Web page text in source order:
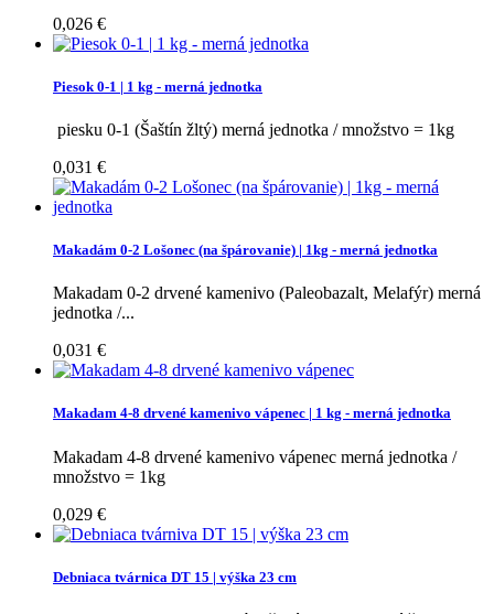
0,026 €
Piesok 0-1 | 1 kg - merná jednotka
piesku 0-1 (Šaštín žltý) merná jednotka / množstvo = 1kg
0,031 €
Makadám 0-2 Lošonec (na špárovanie) | 1kg - merná jednotka
Makadam 0-2 drvené kamenivo (Paleobazalt, Melafýr) merná
jednotka /...
0,031 €
Makadam 4-8 drvené kamenivo vápenec | 1 kg - merná jednotka
Makadam 4-8 drvené kamenivo vápenec merná jednotka /
množstvo = 1kg
0,029 €
Debniaca tvárnica DT 15 | výška 23 cm